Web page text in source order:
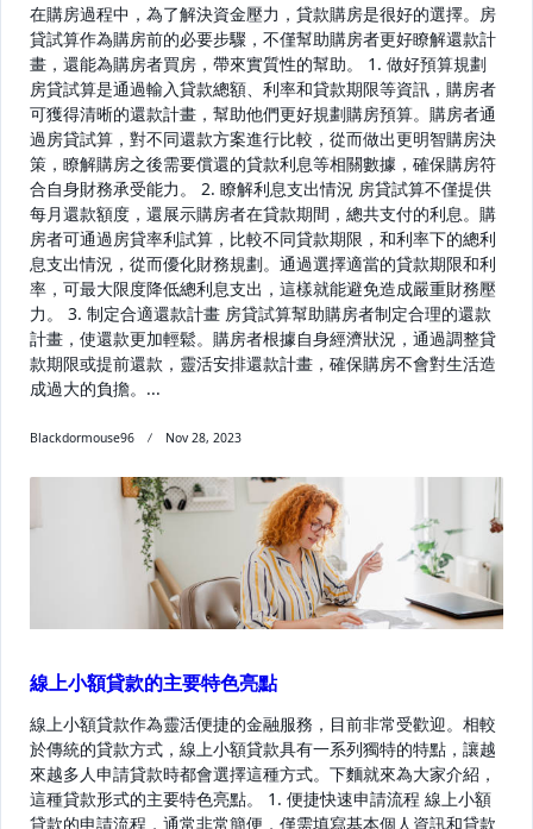
在購房過程中，為了解決資金壓力，貸款購房是很好的選擇。房
貸試算作為購房前的必要步驟，不僅幫助購房者更好瞭解還款計
畫，還能為購房者買房，帶來實質性的幫助。 1. 做好預算規劃
房貸試算是通過輸入貸款總額、利率和貸款期限等資訊，購房者
可獲得清晰的還款計畫，幫助他們更好規劃購房預算。購房者通
過房貸試算，對不同還款方案進行比較，從而做出更明智購房決
策，瞭解購房之後需要償還的貸款利息等相關數據，確保購房符
合自身財務承受能力。 2. 瞭解利息支出情況 房貸試算不僅提供
每月還款額度，還展示購房者在貸款期間，總共支付的利息。購
房者可通過房貸率利試算，比較不同貸款期限，和利率下的總利
息支出情況，從而優化財務規劃。通過選擇適當的貸款期限和利
率，可最大限度降低總利息支出，這樣就能避免造成嚴重財務壓
力。 3. 制定合適還款計畫 房貸試算幫助購房者制定合理的還款
計畫，使還款更加輕鬆。購房者根據自身經濟狀況，通過調整貸
款期限或提前還款，靈活安排還款計畫，確保購房不會對生活造
成過大的負擔。...
Blackdormouse96 Nov 28, 2023
線上小額貸款的主要特色亮點
線上小額貸款作為靈活便捷的金融服務，目前非常受歡迎。相較
於傳統的貸款方式，線上小額貸款具有一系列獨特的特點，讓越
來越多人申請貸款時都會選擇這種方式。下麵就來為大家介紹，
這種貸款形式的主要特色亮點。 1. 便捷快速申請流程 線上小額
貸款的申請流程，通常非常簡便，僅需填寫基本個人資訊和貸款